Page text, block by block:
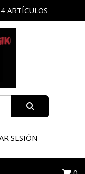
ARTÍCULOS
SESIÓN